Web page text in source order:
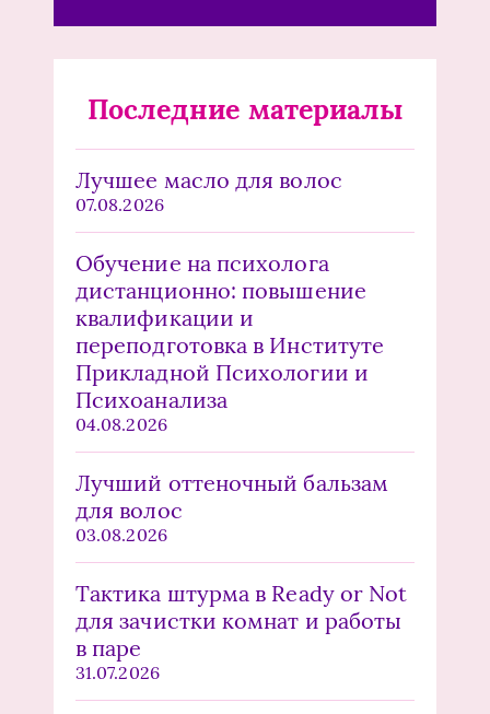
Последние материалы
Лучшее масло для волос
07.08.2026
Обучение на психолога
дистанционно: повышение
квалификации и
переподготовка в Институте
Прикладной Психологии и
Психоанализа
04.08.2026
Лучший оттеночный бальзам
для волос
03.08.2026
Тактика штурма в Ready or Not
для зачистки комнат и работы
в паре
31.07.2026